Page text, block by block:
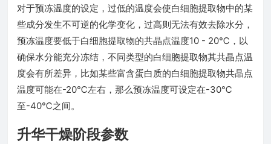
对于预冻温度的设定，过低的温度会使白细胞提取物中的某
些成分发生不可逆的化学变化，过高则无法有效去除水分，
预冻温度要低于白细胞提取物的共晶点温度10 - 20℃，以
确保水分能充分冻结，不同类型的白细胞提取物其共晶点温
度会有所差异，比如某些富含蛋白质的白细胞提取物共晶点
温度可能在-20℃左右，那么预冻温度可设定在-30℃
至-40℃之间。
升华干燥阶段参数